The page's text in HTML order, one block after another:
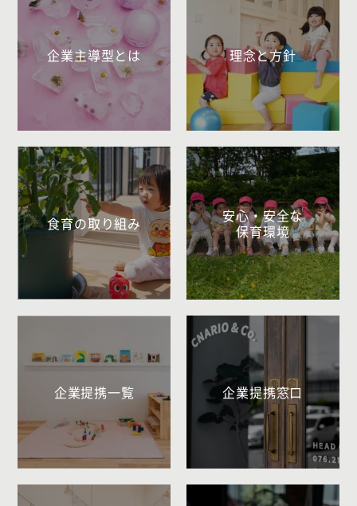
企業主導型とは 理念と方針
食育の取り組み
安心・安全な
保育環境
企業提携一覧 企業提携窓口